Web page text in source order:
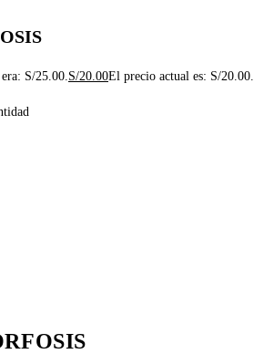
S/25.00. S/20.00El precio actual es: S/20.00.